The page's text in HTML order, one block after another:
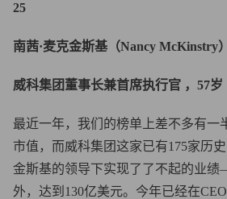
25
南茜·麦克金斯基（Nancy McKinstry
威科集团董事长兼首席执行官 ，57岁
最近一年，我们的榜单上差不多有一
市值，而威科集团这家已有175家历
金斯基的领导下实现了了不起的业
外，达到130亿美元。今年已经在